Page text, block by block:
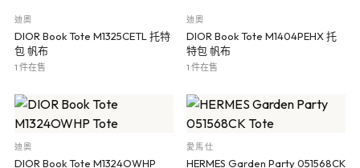
迪奧
DIOR Book Tote M1325CETL 托特
包 帆布
1 件在售
迪奧
DIOR Book Tote M1404PEHX 托
特包 帆布
1 件在售
迪奧
DIOR Book Tote M1324OWHP
愛馬仕
HERMES Garden Party 051568CK